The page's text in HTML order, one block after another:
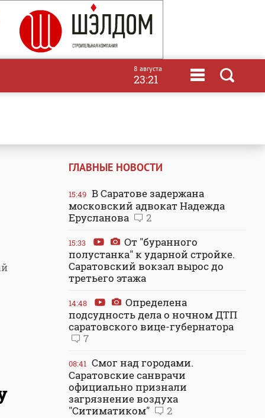
8 августа
23:21
ГЛАВНЫЕ НОВОСТИ
15:49 В Саратове задержана
московский адвокат Надежда
Ерусланова
2
15:33
От "буранного
полустанка" к ударной стройке.
Саратовский вокзал вырос до
третьего этажа
14:48
Определена
подсудность дела о ночном ДТП
саратовского вице-губернатора
7
08:41 Смог над городами.
Саратовские санврачи
официально признали
загрязнение воздуха
"Ситиматиком"
2